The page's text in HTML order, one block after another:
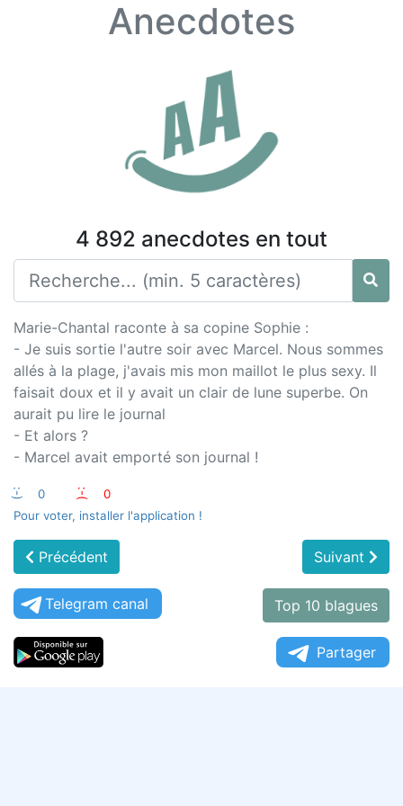
Anecdotes
4 892 anecdotes en tout
Marie-Chantal raconte à sa copine Sophie :
- Je suis sortie l'autre soir avec Marcel. Nous sommes
allés à la plage, j'avais mis mon maillot le plus sexy. Il
faisait doux et il y avait un clair de lune superbe. On
aurait pu lire le journal
- Et alors ?
- Marcel avait emporté son journal !
:-) 0 :-(
0
Pour voter, installer l'application !
Précédent Suivant
Telegram canal Top 10 blagues
Partager